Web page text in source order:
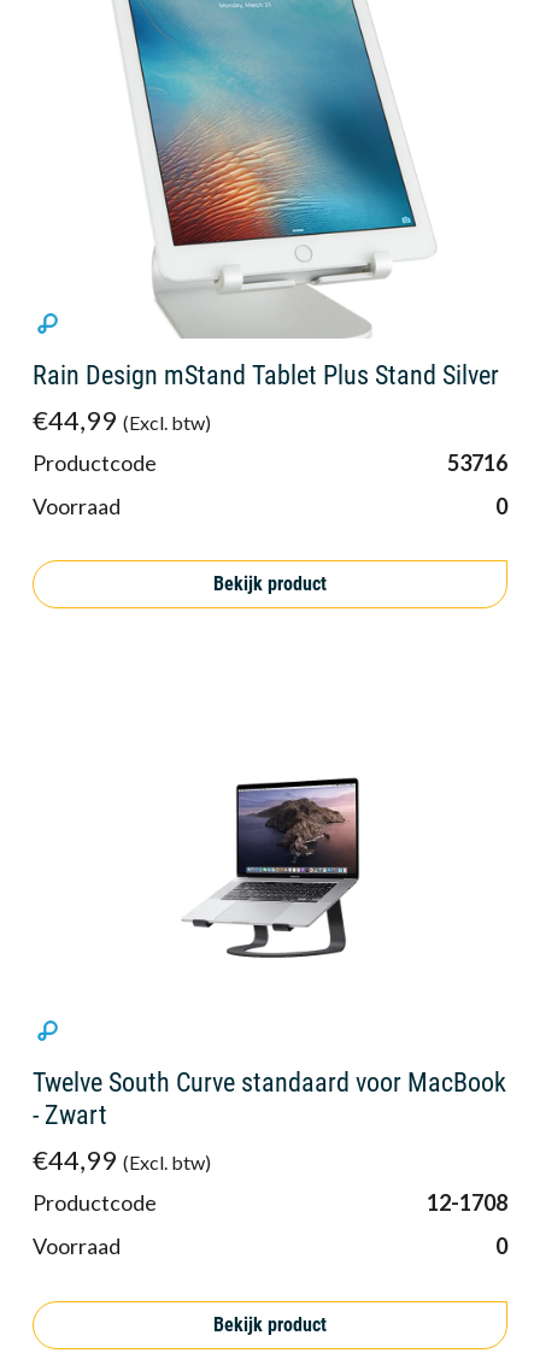
Rain Design mStand Tablet Plus Stand Silver
€44,99 (Excl. btw)
Productcode
53716
Voorraad
0
Bekijk product
Twelve South Curve standaard voor MacBook
- Zwart
€44,99 (Excl. btw)
Productcode
12-1708
Voorraad
0
Bekijk product